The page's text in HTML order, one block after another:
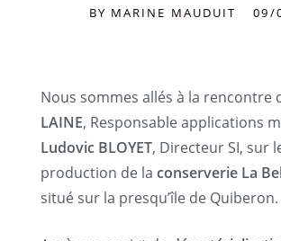
BY MARINE MAUDUIT 09/
Nous sommes allés à la rencontre
LAINE, Responsable applications
Ludovic BLOYET, Directeur SI, sur
production de la conserverie La
situé sur la presqu’île de Quiberon.